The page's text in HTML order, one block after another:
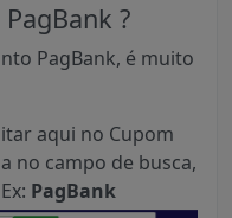
?
PagBank, é muito
aqui no Cupom
no campo de busca,
PagBank